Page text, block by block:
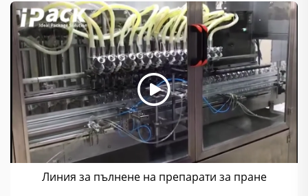
Линия за пълнене на препарати за пране